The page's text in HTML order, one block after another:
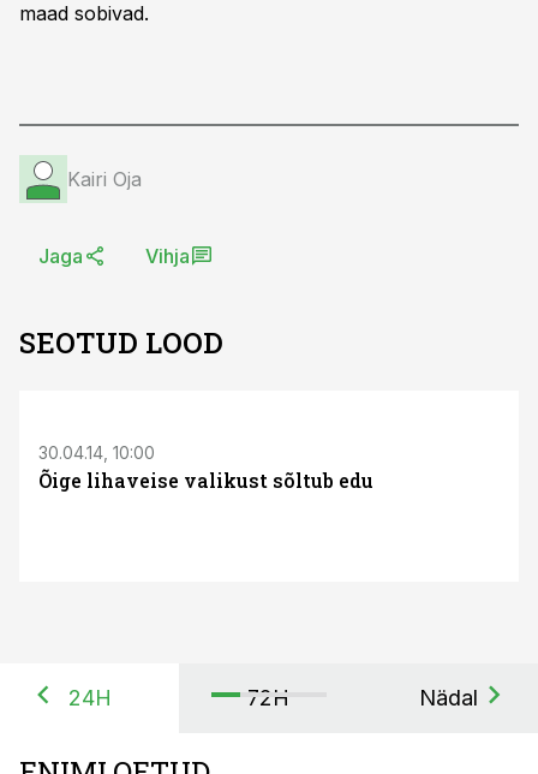
maad sobivad.
Kairi Oja
Jaga Vihja
SEOTUD LOOD
30.04.14, 10:00
Õige lihaveise valikust sõltub edu
24H 72H Nädal